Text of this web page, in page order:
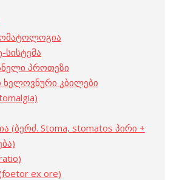
პროთეზი
კბილები
(ბერძ. Stoma, stomatos პირი +
ex ore)